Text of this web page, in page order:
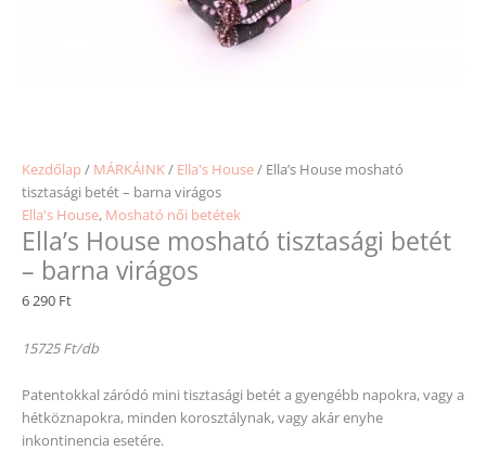
Kezdőlap / MÁRKÁINK/ Ella's House/ Ella’s House mosható
tisztasági betét – barna virágos
Ella's House, Mosható női betétek
Ella’s House mosható tisztasági betét
– barna virágos
6 290 Ft
15725 Ft/db
Patentokkal záródó mini tisztasági betét a gyengébb napokra, vagy a
hétköznapokra, minden korosztálynak, vagy akár enyhe
inkontinencia esetére.